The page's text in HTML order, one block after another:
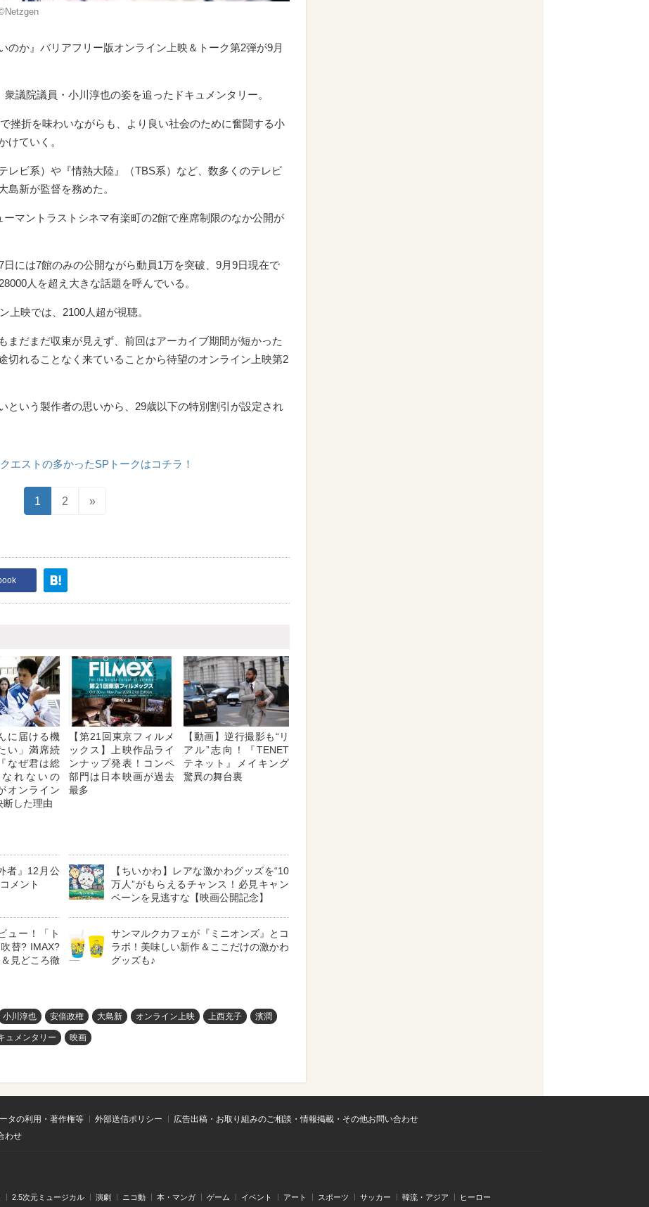
のか』バリアフリー版オンライン上映＆トーク第2弾が9月
議院議員・小川淳也の姿を追ったドキュメンタリー。
挫折を味わいながらも、より良い社会のために奮闘する小
けていく。
レビ系）や『情熱大陸』（TBS系）など、数多くのテレビ
島新が監督を務めた。
マントラストシネマ有楽町の2館で座席制限のなか公開が
には7館のみの公開ながら動員1万を突破、9月9日現在で
人を超え大きな話題を呼んでいる。
上映では、2100人超が視聴。
まだまだ収束が見えず、前回はアーカイブ期間が短かった
切れることなく来ていることから待望のオンライン上映第2
という製作者の思いから、29歳以下の特別割引が設定され
エストの多かったSPトークはコチラ！
1 2 »
に届ける機
い」満席続
なぜ君は総
れないの
オンライン
断した理由
【第21回東京フィルメ
ックス】上映作品ライ
ンナップ発表！コンペ
部門は日本映画が過去
最多
【動画】逆行撮影も“リ
アル”志向！『TENET
テネット』メイキング
驚異の舞台裏
者』12月公
メント
【ちいかわ】レアな激かわグッズを“10
万人”がもらえるチャンス！必見キャン
ペーンを見逃すな【映画公開記念】
ュー！「ト
替? IMAX?
見どころ徹
サンマルクカフェが『ミニオンズ』とコ
ラボ！美味しい新作＆ここだけの激かわ
グッズも♪
小川淳也 安倍政権 大島新 オンライン上映 上西充子 濱潤
ュメンタリー 映画
タの利用・著作権等 外部送信ポリシー
広告出稿・お取り組みのご相談・情報掲載・その他お問い合わせ
わせ
2.5次元ミュージカル 演劇 ニコ動 本・マンガ ゲーム イベント アート スポーツ サッカー 韓流・アジア ヒーロー